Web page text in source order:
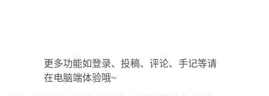
更多功能如登录、投稿、评论、手记等请
在电脑端体验哦~